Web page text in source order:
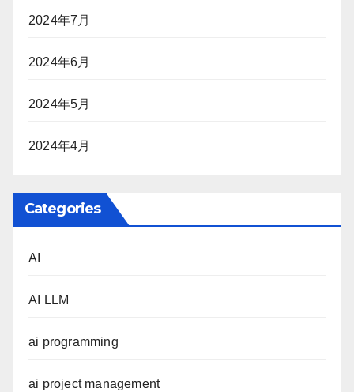
2024年7月
2024年6月
2024年5月
2024年4月
Categories
AI
AI LLM
ai programming
ai project management